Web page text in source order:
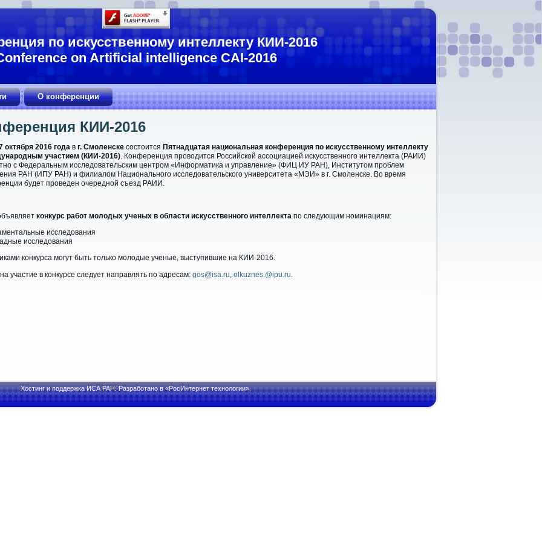
по искусственному интеллекту КИИ-2016
on Artificial intelligence CAI-2016
О конференции
КИИ-2016
октября 2016 года в г. Смоленске состоится Пятнадцатая национальная конференция по искусственному интеллекту
участием (КИИ-2016). Конференция проводится Российской ассоциацией искусственного интеллекта (РАИИ)
с Федеральным исследовательским центром «Информатика и управление» (ФИЦ ИУ РАН), Институтом проблем
РАН (ИПУ РАН) и филиалом Национального исследовательского университета «МЭИ» в г. Смоленске. Во время
будет проведен очередной съезд РАИИ.
конкурс работ молодых ученых в области искусственного интеллекта по следующим номинациям:
исследования
исследования
конкурса могут быть только молодые ученые, выступившие на КИИ-2016.
участие в конкурсе следует направлять по адресам: gos@isa.ru, olkuznes.@ipu.ru.
Хостинг и поддержкаИСА РАН. Разработано в«РосИнтернет технологии».